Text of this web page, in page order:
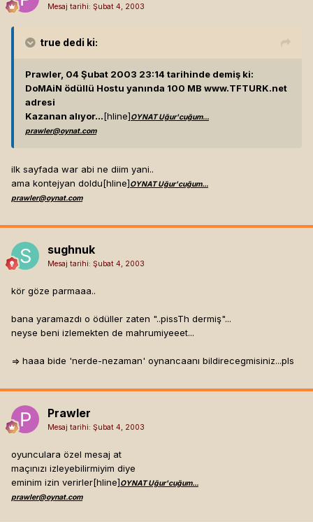
Mesaj tarihi: Şubat 4, 2003
true dedi ki:
Prawler, 04 Şubat 2003 23:14 tarihinde demiş ki:
DoMAiN ödüllü Hostu yanında 100 MB www.TFTURK.net
adresi
Kazanan alıyor...[hline]OYNAT Uğur'cuğum...
prawler@oynat.com
ilk sayfada war abi ne diim yani..
ama kontejyan doldu[hline]OYNAT Uğur'cuğum...
prawler@oynat.com
sughnuk
Mesaj tarihi: Şubat 4, 2003
kör göze parmaaa..
bana yaramazdı o ödüller zaten "..pissTh dermiş"...
neyse beni izlemekten de mahrumiyeeet...
=> haaa bide 'nerde-nezaman' oynancaanı bildirecegmisiniz...pls
Prawler
Mesaj tarihi: Şubat 4, 2003
oyunculara özel mesaj at
maçınızı izleyebilirmiyim diye
eminim izin verirler[hline]OYNAT Uğur'cuğum...
prawler@oynat.com